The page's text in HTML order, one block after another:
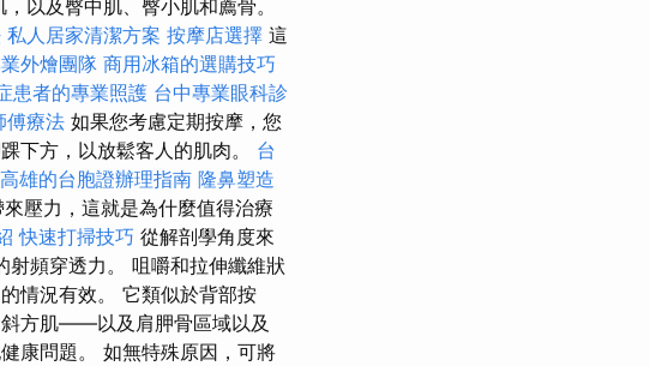
以及臀中肌、臀小肌和薦骨。
私人居家清潔方案 按摩店選擇 這
外燴團隊 商用冰箱的選購技巧
患者的專業照護 台中專業眼科診
傅療法 如果您考慮定期按摩，您
下方，以放鬆客人的肌肉。 台
高雄的台胞證辦理指南 隆鼻塑造
壓力，這就是為什麼值得治療
快速打掃技巧 從解剖學角度來
頻穿透力。 咀嚼和拉伸纖維狀
情況有效。 它類似於背部按
方肌——以及肩胛骨區域以及
康問題。 如無特殊原因，可將